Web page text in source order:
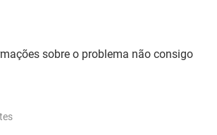
sobre o problema não consigo